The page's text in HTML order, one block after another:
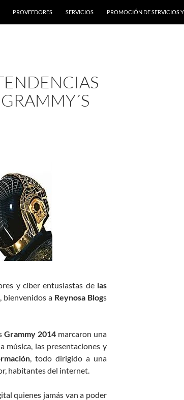
PROVEEDORES SERVICIOS PROMOCIÓN DE SERVICIOS
y ciber entusiastas de las
, bienvenidos a Reynosa Blogs
Grammy 2014marcaron una
música, las presentaciones y
, todo dirigido a una
habitantes del internet.
quienes jamás van a poder